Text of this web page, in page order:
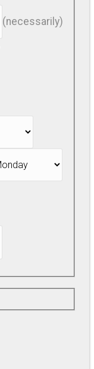
(necessarily)